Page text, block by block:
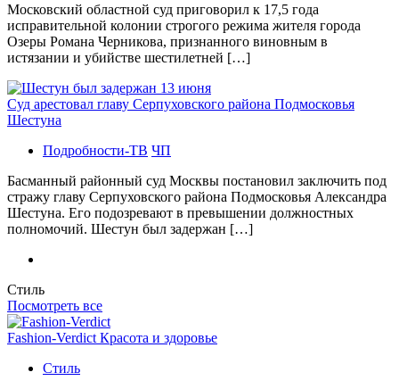
Московский областной суд приговорил к 17,5 года
исправительной колонии строгого режима жителя города
Озеры Романа Черникова, признанного виновным в
истязании и убийстве шестилетней […]
Суд арестовал главу Серпуховского района Подмосковья
Шестуна
Подробности-ТВ ЧП
Басманный районный суд Москвы постановил заключить под
стражу главу Серпуховского района Подмосковья Александра
Шестуна. Его подозревают в превышении должностных
полномочий. Шестун был задержан […]
Стиль
Посмотреть все
Fashion-Verdict Красота и здоровье
Стиль